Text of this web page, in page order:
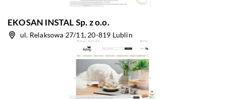
EKOSAN INSTAL Sp. z o.o.
ul. Relaksowa 27/11, 20-819 Lublin